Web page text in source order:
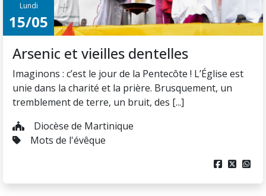
Lundi
15/05
Arsenic et vieilles dentelles
Imaginons : c’est le jour de la Pentecôte ! L’Église est
unie dans la charité et la prière. Brusquement, un
tremblement de terre, un bruit, des [...]
Diocèse de Martinique
Mots de l'évêque
  